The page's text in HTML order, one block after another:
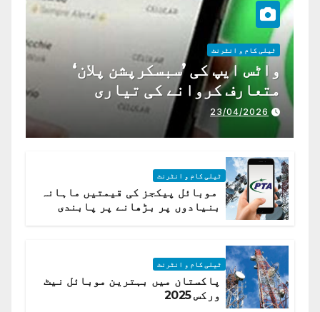
ٹیلی کام و انٹرنٹ
واٹس ایپ کی ’سبسکرپشن پلان‘
متعارف کروانے کی تیاری
23/04/2026
ٹیلی کام و انٹرنٹ
موبائل پیکجز کی قیمتیں ماہانہ
بنیادوں پر بڑھانے پر پابندی
ٹیلی کام و انٹرنٹ
پاکستان میں بہترین موبائل نیٹ
ورکس 2025